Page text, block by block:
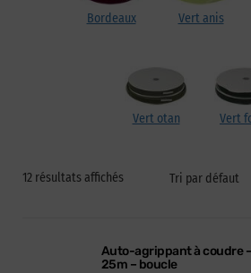
Bordeaux Vert anis
Vert otan Vert
12 résultats affichés
Auto-agrippant à coudre
25m – boucle